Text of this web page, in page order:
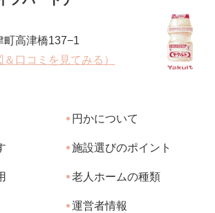
町高津橋137−1
＆口コミを見てみる）
円かについて
施設選びのポイント
老人ホームの種類
運営者情報